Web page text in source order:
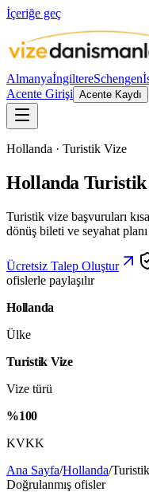
İçeriğe geç
AlmanyaİngiltereSchengen
Acente Girişi Acente Kaydı
Hollanda · Turistik Vize
Hollanda Turistik
Turistik vize başvuruları
dönüş bileti ve seyahat
Ücretsiz Talep Oluştur
ofislerle paylaşılır
Hollanda
Ülke
Turistik Vize
Vize türü
%100
KVKK
Ana Sayfa/Hollanda/
Doğrulanmış ofisler